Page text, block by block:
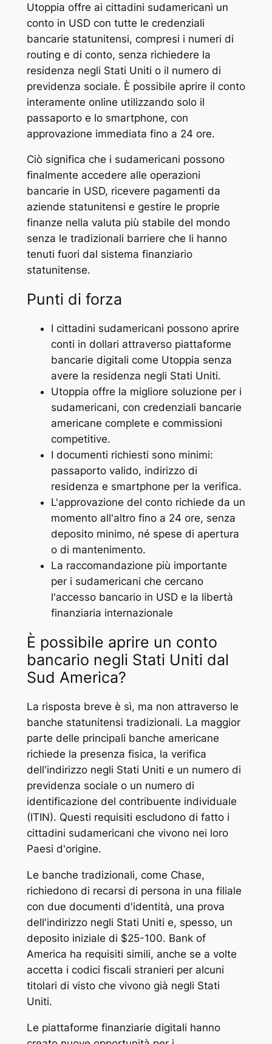
Utoppia offre ai cittadini sudamericani un
conto in USD con tutte le credenziali
bancarie statunitensi, compresi i numeri di
routing e di conto, senza richiedere la
residenza negli Stati Uniti o il numero di
previdenza sociale. È possibile aprire il conto
interamente online utilizzando solo il
passaporto e lo smartphone, con
approvazione immediata fino a 24 ore.
Ciò significa che i sudamericani possono
finalmente accedere alle operazioni
bancarie in USD, ricevere pagamenti da
aziende statunitensi e gestire le proprie
finanze nella valuta più stabile del mondo
senza le tradizionali barriere che li hanno
tenuti fuori dal sistema finanziario
statunitense.
Punti di forza
I cittadini sudamericani possono aprire
conti in dollari attraverso piattaforme
bancarie digitali come Utoppia senza
avere la residenza negli Stati Uniti.
Utoppia offre la migliore soluzione per i
sudamericani, con credenziali bancarie
americane complete e commissioni
competitive.
I documenti richiesti sono minimi:
passaporto valido, indirizzo di
residenza e smartphone per la verifica.
L'approvazione del conto richiede da un
momento all'altro fino a 24 ore, senza
deposito minimo, né spese di apertura
o di mantenimento.
La raccomandazione più importante
per i sudamericani che cercano
l'accesso bancario in USD e la libertà
finanziaria internazionale
È possibile aprire un conto
bancario negli Stati Uniti dal
Sud America?
La risposta breve è sì, ma non attraverso le
banche statunitensi tradizionali. La maggior
parte delle principali banche americane
richiede la presenza fisica, la verifica
dell'indirizzo negli Stati Uniti e un numero di
previdenza sociale o un numero di
identificazione del contribuente individuale
(ITIN). Questi requisiti escludono di fatto i
cittadini sudamericani che vivono nei loro
Paesi d'origine.
Le banche tradizionali, come Chase,
richiedono di recarsi di persona in una filiale
con due documenti d'identità, una prova
dell'indirizzo negli Stati Uniti e, spesso, un
deposito iniziale di $25-100. Bank of
America ha requisiti simili, anche se a volte
accetta i codici fiscali stranieri per alcuni
titolari di visto che vivono già negli Stati
Uniti.
Le piattaforme finanziarie digitali hanno